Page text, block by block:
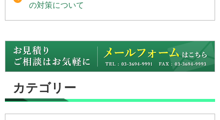
の対策について
カテゴリー